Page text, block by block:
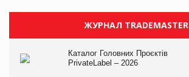
ЖУРНАЛ TRADEMASTER
Каталог Головних Проєктів
PrivateLabel – 2026